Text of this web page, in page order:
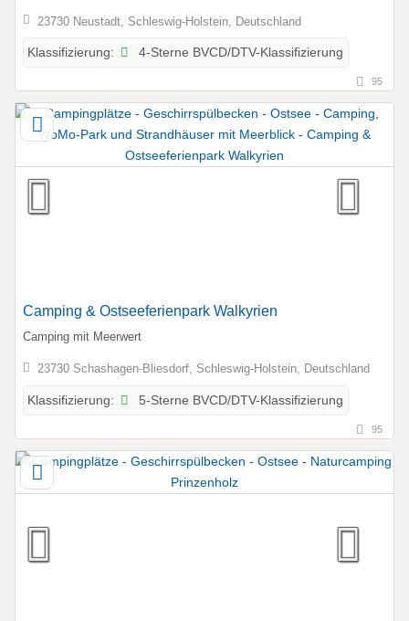
23730 Neustadt, Schleswig-Holstein, Deutschland
Klassifizierung: 4-Sterne BVCD/DTV-Klassifizierung
95
Camping & Ostseeferienpark Walkyrien
Camping mit Meerwert
23730 Schashagen-Bliesdorf, Schleswig-Holstein, Deutschland
Klassifizierung: 5-Sterne BVCD/DTV-Klassifizierung
95